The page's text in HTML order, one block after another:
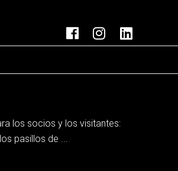
los socios y los visitantes:
pasillos de ...